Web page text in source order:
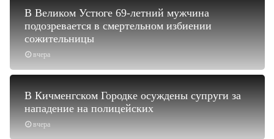
вчера
В Великом Устюге 69-летний мужчина
подозревается в смертельном избиении
сожительницы
вчера
В Кичменгском Городке осуждены супруги за
нападение на полицейских